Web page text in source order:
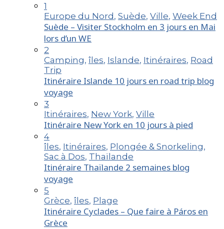
1
Europe du Nord, Suède, Ville, Week End
Suède – Visiter Stockholm en 3 jours en Mai
lors d’un WE
2
Camping, îles, Islande, Itinéraires, Road
Trip
Itinéraire Islande 10 jours en road trip blog
voyage
3
Itinéraires, New York, Ville
Itinéraire New York en 10 jours à pied
4
îles, Itinéraires, Plongée & Snorkeling,
Sac à Dos, Thaïlande
Itinéraire Thaïlande 2 semaines blog
voyage
5
Grèce, îles, Plage
Itinéraire Cyclades – Que faire à Páros en
Grèce